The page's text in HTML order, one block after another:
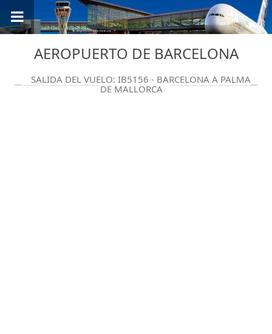
AEROPUERTO DE BARCELONA
SALIDA DEL VUELO: IB5156 - BARCELONA A PALMA
DE MALLORCA